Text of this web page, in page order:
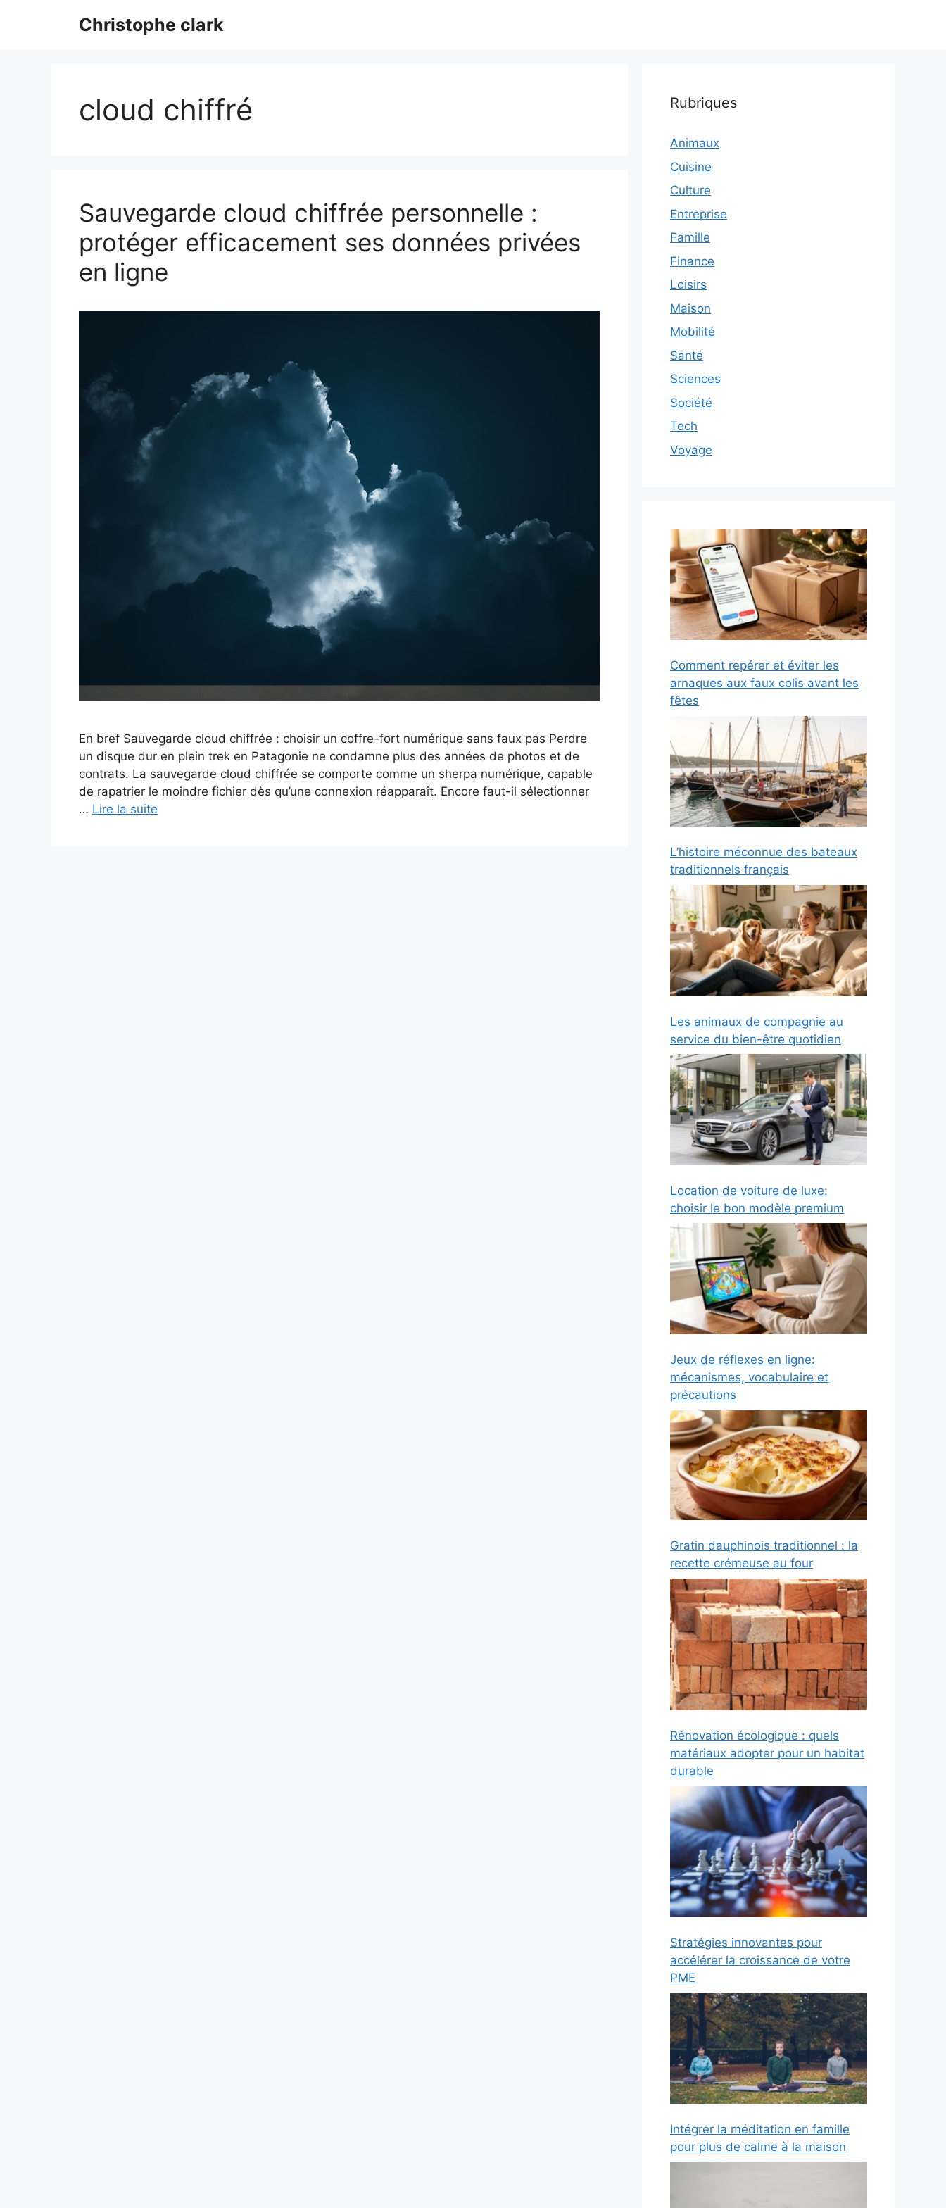
Christophe clark
cloud chiffré
Sauvegarde cloud chiffrée personnelle :
protéger efficacement ses données privées
en ligne
En bref Sauvegarde cloud chiffrée : choisir un coffre-fort numérique sans faux pas Perdre
un disque dur en plein trek en Patagonie ne condamne plus des années de photos et de
contrats. La sauvegarde cloud chiffrée se comporte comme un sherpa numérique, capable
de rapatrier le moindre fichier dès qu’une connexion réapparaît. Encore faut-il sélectionner
… Lire la suite
Rubriques
Animaux
Cuisine
Culture
Entreprise
Famille
Finance
Loisirs
Maison
Mobilité
Santé
Sciences
Société
Tech
Voyage
Comment repérer et éviter les
arnaques aux faux colis avant les
fêtes
L’histoire méconnue des bateaux
traditionnels français
Les animaux de compagnie au
service du bien-être quotidien
Location de voiture de luxe:
choisir le bon modèle premium
Jeux de réflexes en ligne:
mécanismes, vocabulaire et
précautions
Gratin dauphinois traditionnel : la
recette crémeuse au four
Rénovation écologique : quels
matériaux adopter pour un habitat
durable
Stratégies innovantes pour
accélérer la croissance de votre
PME
Intégrer la méditation en famille
pour plus de calme à la maison